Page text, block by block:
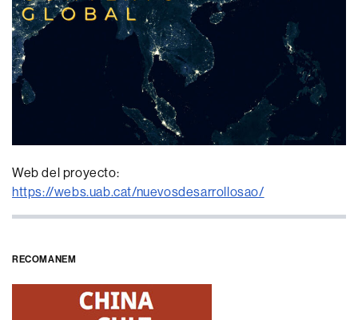
Web del proyecto:
https://webs.uab.cat/nuevosdesarrollosao/
RECOMANEM